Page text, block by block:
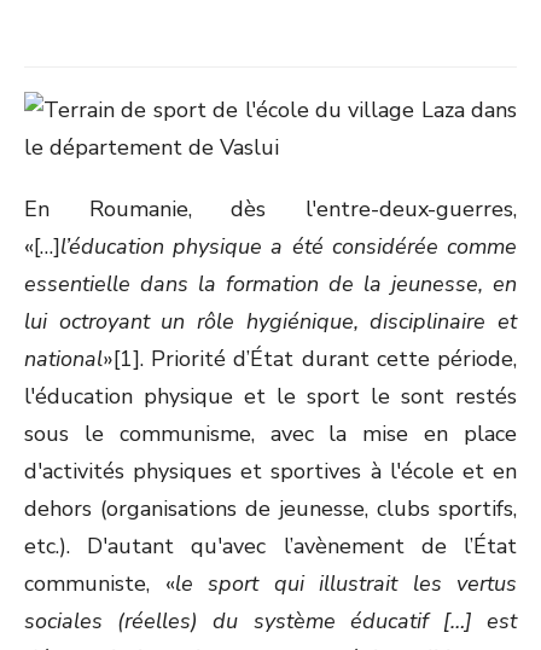
En Roumanie, dès l'entre-deux-guerres,
«[…]l’éducation physique a été considérée comme
essentielle dans la formation de la jeunesse, en
lui octroyant un rôle hygiénique, disciplinaire et
national»[1]. Priorité d’État durant cette période,
l'éducation physique et le sport le sont restés
sous le communisme, avec la mise en place
d'activités physiques et sportives à l'école et en
dehors (organisations de jeunesse, clubs sportifs,
etc.). D'autant qu'avec l’avènement de l’État
communiste, «le sport qui illustrait les vertus
sociales (réelles) du système éducatif […] est